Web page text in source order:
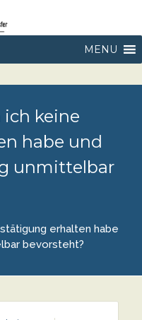
MENU
ich keine
habe und
unmittelbar
erhalten habe
bevorsteht?